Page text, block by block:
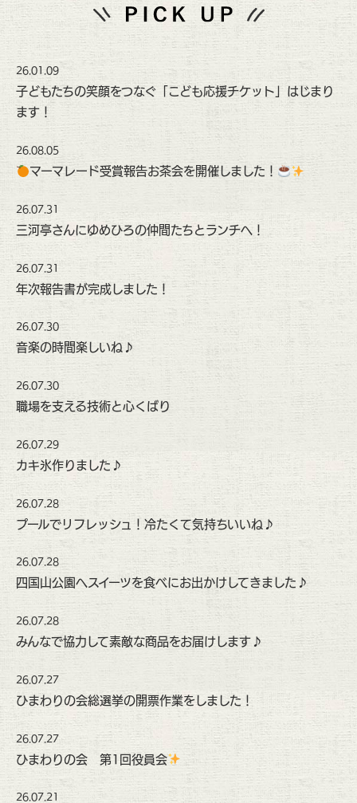
26.01.09
子どもたちの笑顔をつなぐ「こども応援チケット」はじまり
ます！
26.08.05
マーマレード受賞報告お茶会を開催しました！
26.07.31
三河亭さんにゆめひろの仲間たちとランチへ！
26.07.31
年次報告書が完成しました！
26.07.30
音楽の時間楽しいね♪
26.07.30
職場を支える技術と心くばり
26.07.29
カキ氷作りました♪
26.07.28
プールでリフレッシュ！冷たくて気持ちいいね♪
26.07.28
四国山公園へスイーツを食べにお出かけしてきました♪
26.07.28
みんなで協力して素敵な商品をお届けします♪
26.07.27
ひまわりの会総選挙の開票作業をしました！
26.07.27
ひまわりの会 第1回役員会
26.07.21